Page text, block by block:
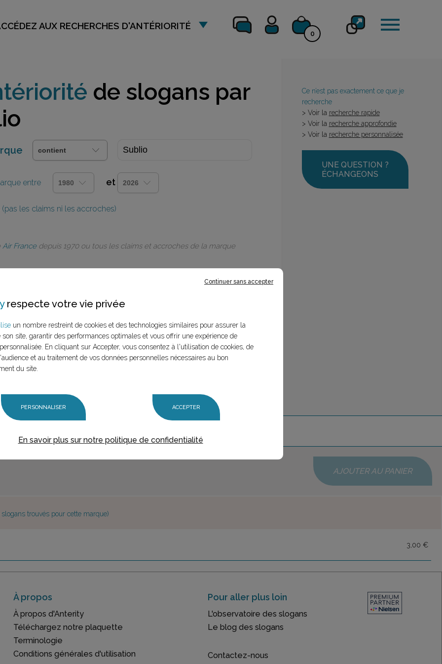
AUX RECHERCHES D'ANTÉRIORITÉ
0
de slogans par
entre et
les claims ni les accroches)
Air Francedepuis 1970 ou tous les claims et accroches de la marque
(mère et
claim,
LANCER LA RECHERCHE
Ce n’est pas exactement ce que je
recherche
> Voir la recherche rapide
> Voir la recherche approfondie
> Voir la recherche personnalisée
UNE QUESTION ?
ÉCHANGEONS
AJOUTER AU PANIER
trouvés pour cette marque)
3,00 €
À propos
À propos d'Anterity
Téléchargez notre plaquette
Terminologie
Conditions générales d'utilisation
Pour aller plus loin
L'observatoire des slogans
Le blog des slogans
Contactez-nous
Continuer sans accepter
respecte votre vie privée
un nombre restreint de cookies et des technologies similaires pour assurer la
son site, garantir des performances optimales et vous offrir une expérience de
En cliquant sur Accepter, vous consentez à l'utilisation de cookies, de
et au traitement de vos données personnelles nécessaires au bon
du site.
PERSONNALISER ACCEPTER
En savoir plus sur notre politique de confidentialité